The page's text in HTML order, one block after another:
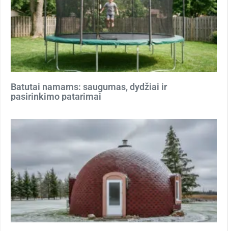
Batutai namams: saugumas, dydžiai ir
pasirinkimo patarimai